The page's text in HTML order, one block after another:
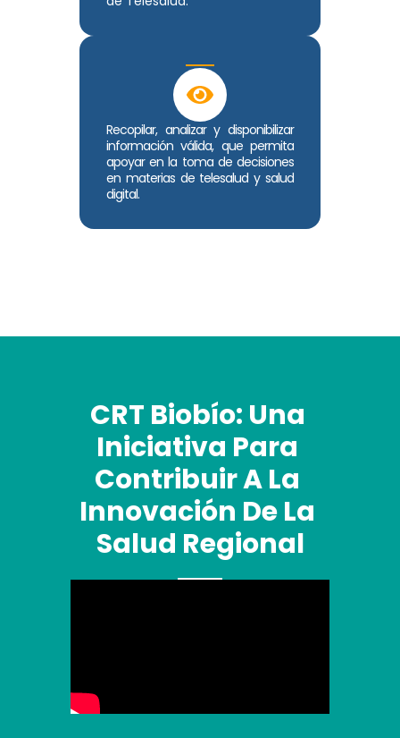
Recopilar, analizar y disponibilizar
información válida, que permita
apoyar en la toma de decisiones
en materias de telesalud y salud
digital.
CRT Biobío: Una
Iniciativa Para
Contribuir A La
Innovación De La
Salud Regional